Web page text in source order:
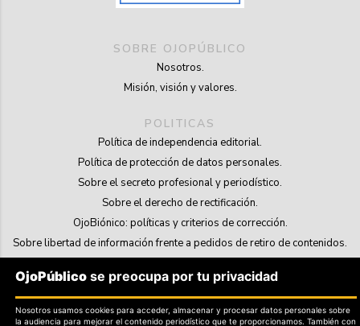
SOBRE OJOPÚBLICO
Nosotros.
Misión, visión y valores.
POLITICAS
Política de independencia editorial.
Política de protección de datos personales.
Sobre el secreto profesional y periodístico.
Sobre el derecho de rectificación.
OjoBiónico: políticas y criterios de corrección.
Sobre libertad de información frente a pedidos de retiro de contenidos.
SOSTENIBILIDAD
La Tienda de OjoPúblico.
Membresía Aliados/as.
OjoPúblicose preocupa por tu privacidad
Nosotros usamos cookies para acceder, almacenar y procesar datos personales sobre
la audiencia para mejorar el contenido periodístico que te proporcionamos. También con